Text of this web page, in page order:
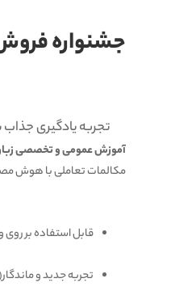
جشنواره
تجربه یادگیری جذاب
آموزش عمومی و تخصصی زبان
مکالمات تعاملی با هوش
قابل استفاده بر روی
تجربه جدید و